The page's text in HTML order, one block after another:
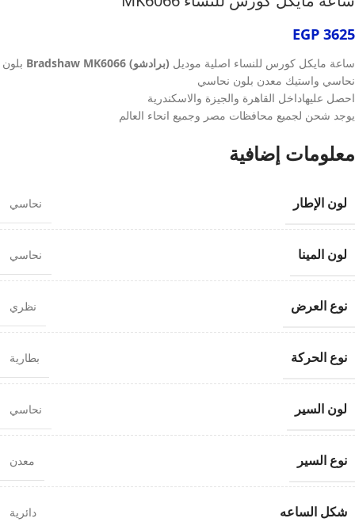
EGP 3625
ساعة مايكل كورس للنساء اصلية موديل (برادشو) Bradshaw MK6066
بلون
نحاسي واستيك معدن بلون نحاسي
احصل عليهاداخل القاهرة والجيزة والاسكندرية
يوجد شحن لجميع محافظات مصر وجميع انحاء العالم
معلومات إضافية
لون الإطار نحاسي
لون المينا نحاسي
نوع العرض نظري
نوع الحركة بطارية
لون السير نحاسي
نوع السير معدن
شكل الساعه دائرية